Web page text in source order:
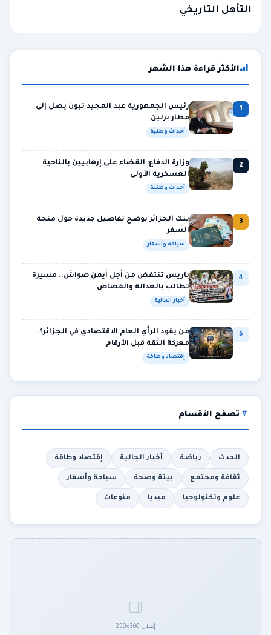
التأهل التاريخي
الأكثر قراءة هذا الشهر
1
رئيس الجمهورية عبد المجيد تبون يصل إلى
مطار برلين
أحداث وطنية
2
وزارة الدفاع: القضاء على إرهابيين بالناحية
العسكرية الأولى
أحداث وطنية
3
بنك الجزائر يوضح تفاصيل جديدة حول منحة
السفر
سياحة وأسفار
4
باريس تنتفض من أجل أيمن صواش.. مسيرة
تطالب بالعدالة والقصاص
أخبار الجالية
5
من يقود الرأي العام الاقتصادي في الجزائر؟…
معركة الثقة قبل الأرقام
إقتصاد وطاقة
تصفح الأقسام
الحدث رياضة أخبار الجالية إقتصاد وطاقة
ثقافة ومجتمع بيئة وصحة سياحة وأسفار
علوم وتكنولوجيا ميديا منوعات
إعلان 300×250